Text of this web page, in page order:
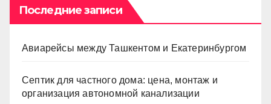
Последние записи
Авиарейсы между Ташкентом и Екатеринбургом
Септик для частного дома: цена, монтаж и
организация автономной канализации